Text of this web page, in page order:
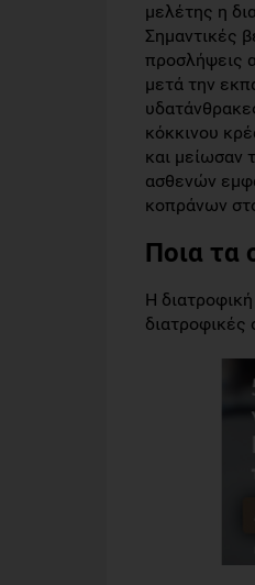
μελέτης η
Σημαντικές
προσλήψεις
μετά την
κόκκινου
και μείωσαν
ασθενών
κοπράνων
Ποια τα
Η
διατροφικές